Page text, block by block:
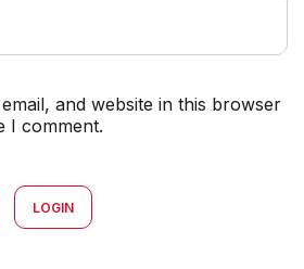
and website in this browser
I comment.
LOGIN